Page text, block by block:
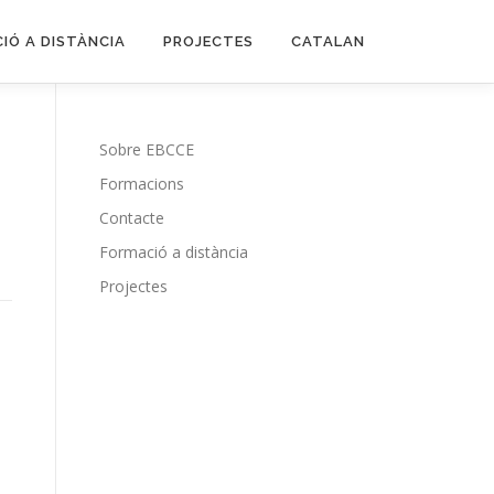
A DISTÀNCIA PROJECTES CATALAN
Sobre EBCCE
Formacions
Contacte
Formació a distància
Projectes